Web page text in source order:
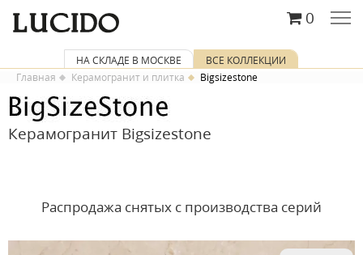
0
НА СКЛАДЕ В МОСКВЕ
ВСЕ КОЛЛЕКЦИИ
Главная
Керамогранит и плитка Bigsizestone
Керамогранит Bigsizestone
Распродажа снятых с производства серий